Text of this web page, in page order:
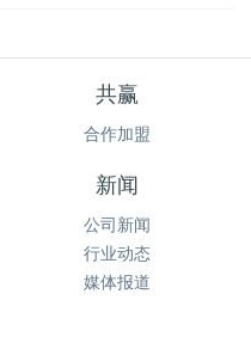
共赢
合作加盟
新闻
公司新闻
行业动态
媒体报道